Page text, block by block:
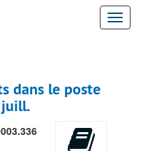
dans le poste
juill.